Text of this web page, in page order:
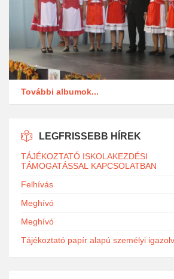
További albumok...
LEGFRISSEBB HÍREK
TÁJÉKOZTATÓ ISKOLAKEZDÉSI
TÁMOGATÁSSAL KAPCSOLATBAN
Felhívás
Meghívó
Meghívó
Tájékoztató papír alapú személyi